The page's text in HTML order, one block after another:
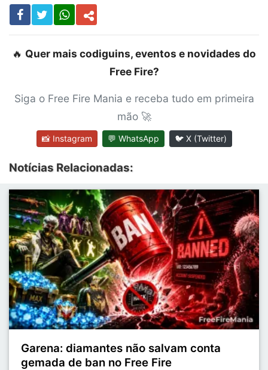
🔥 Quer mais codiguins, eventos e novidades do
Free Fire?
Siga o Free Fire Mania e receba tudo em primeira
mão 🚀
📸 Instagram 💬 WhatsApp 🐦 X (Twitter)
Notícias Relacionadas:
Garena: diamantes não salvam conta
gemada de ban no Free Fire